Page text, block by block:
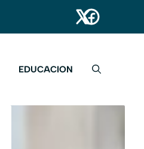
EDUCACION